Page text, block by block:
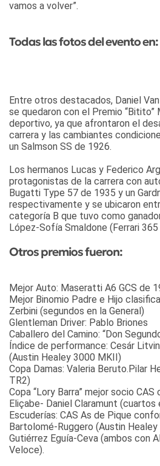
vamos a volver”.
Todas las fotos del evento en:
Entre otros destacados, Daniel
se quedaron con el Premio “Bitito”
deportivo, ya que afrontaron el
carrera y las cambiantes
un Salmson SS de 1926.
Los hermanos Lucas y Federico
protagonistas de la carrera con
Bugatti Type 57 de 1935 y un
respectivamente y se ubicaron
categoría B que tuvo como
López-Sofía Smaldone (Ferrari
Otros premios fueron:
Mejor Auto: Maseratti A6 GCS de
Mejor Binomio Padre e Hijo
Zerbini (segundos en la General)
Glentleman Driver: Pablo Briones
Caballero del Camino: “Don
Índice de performance: Cesár
(Austin Healey 3000 MKII)
Copa Damas: Valeria Beruto.Pilar
TR2)
Copa “Lory Barra” mejor socio
Eliçabe- Daniel Claramunt (cuartos
Escuderías: CAS As de Pique
Bartolomé-Ruggero (Austin
Gutiérrez Eguía-Ceva (ambos con
Veloce).